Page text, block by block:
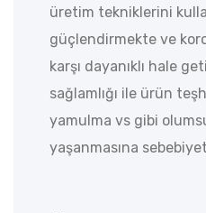
üretim tekniklerini
güçlendirmekte ve
karşı dayanıklı hale
sağlamlığı ile ürün
yamulma vs gibi
yaşanmasına